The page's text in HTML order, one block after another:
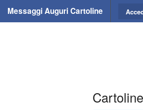
Messaggi Auguri Cartoline